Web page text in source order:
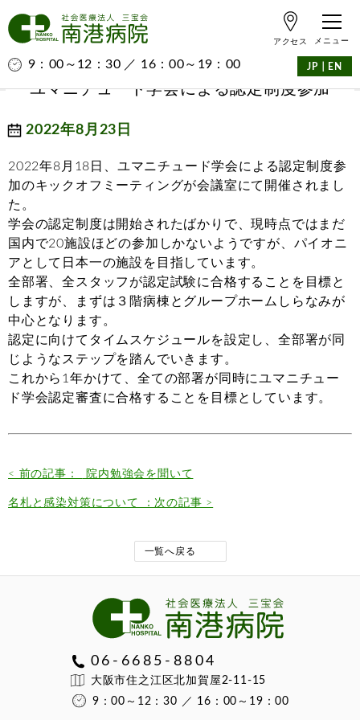
9：00～12：30 ／ 16：00～19：00
アクセス
JP EN
ユマニチュード学会による認定制度参加
2022年8月23日
2022年8月18日、ユマニチュード学会による認定制度参
加のキックオフミーティングが会議室にて開催されまし
た。
学会の認定制度は開始されたばかりで、現時点ではまだ
国内で20施設ほどの参加しかないようですが、パイオニ
アとして日本一の施設を目指しています。
全部署、全スタッフが認定試験に合格することを目標と
しますが、まずは３階病棟とグループホームしらなみが
中心となります。
認定に向けてタイムスケジュールを設定し、全部署が同
じようなステップを踏んでいきます。
これから1年かけて、全ての部署が同時にユマニチュー
ド学会認定審査に合格することを目標としています。
< 前の記事： 院内勉強会を聞いて
名札と感染対策について ：次の記事 >
一覧へ戻る
06-6685-8804
大阪市住之江区北加賀屋2-11-15
9：00～12：30 ／ 16：00～19：00